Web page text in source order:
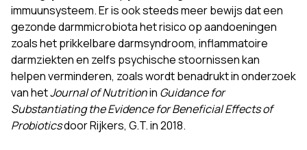
immuunsysteem. Er is ook steeds meer bewijs dat een
gezonde darmmicrobiota het risico op aandoeningen
zoals het prikkelbare darmsyndroom, inflammatoire
darmziekten en zelfs psychische stoornissen kan
helpen verminderen, zoals wordt benadrukt in onderzoek
van hetJournal of Nutritionin Guidance for
Substantiating the Evidence for Beneficial Effects of
Probioticsdoor Rijkers, G.T. in 2018.